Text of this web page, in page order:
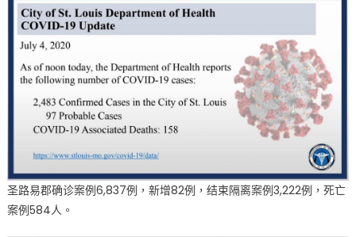
圣路易郡确诊案例6,837例，新增82例，结束隔离案例3,222例，死亡
案例584人。